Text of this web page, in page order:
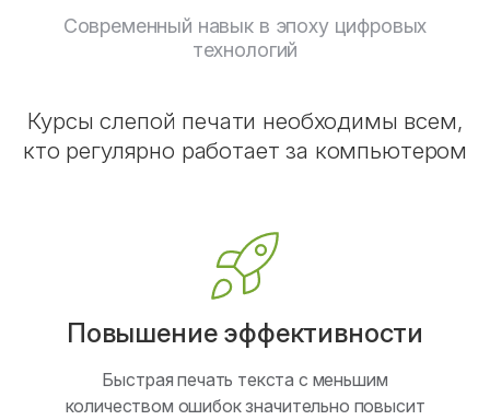
Современный навык в эпоху цифровых
технологий
Курсы слепой печати необходимы всем,
кто регулярно работает за компьютером
Повышение эффективности
Быстрая печать текста с меньшим
количеством ошибок значительно повысит